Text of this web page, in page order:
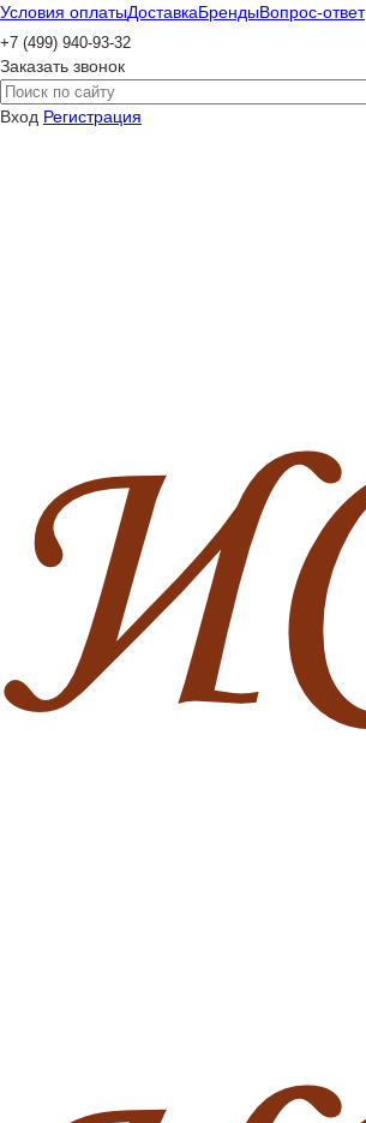
Условия оплатыДоставкаБрендыВопрос-ответ
+7 (499) 940-93-32
Заказать звонок
Вход Регистрация